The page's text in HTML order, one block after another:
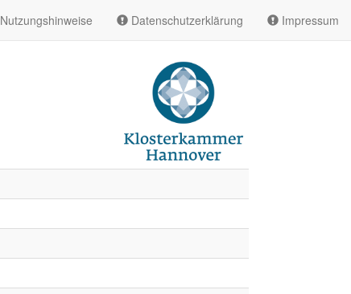
Nutzungshinweise Datenschutzerklärung Impressum